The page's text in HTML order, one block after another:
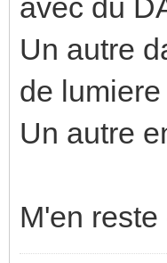
avec du
Un autre
de lumiere
Un autre
M'en